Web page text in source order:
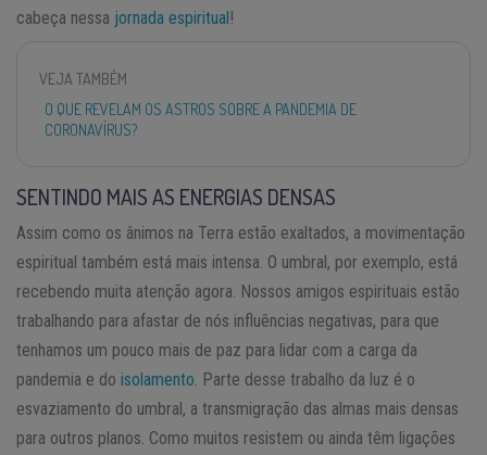
cabeça nessa jornada espiritual!
VEJA TAMBÉM
O QUE REVELAM OS ASTROS SOBRE A PANDEMIA DE
CORONAVÍRUS?
SENTINDO MAIS AS ENERGIAS DENSAS
Assim como os ânimos na Terra estão exaltados, a movimentação
espiritual também está mais intensa. O umbral, por exemplo, está
recebendo muita atenção agora. Nossos amigos espirituais estão
trabalhando para afastar de nós influências negativas, para que
tenhamos um pouco mais de paz para lidar com a carga da
pandemia e do isolamento . Parte desse trabalho da luz é o
esvaziamento do umbral, a transmigração das almas mais densas
para outros planos. Como muitos resistem ou ainda têm ligações